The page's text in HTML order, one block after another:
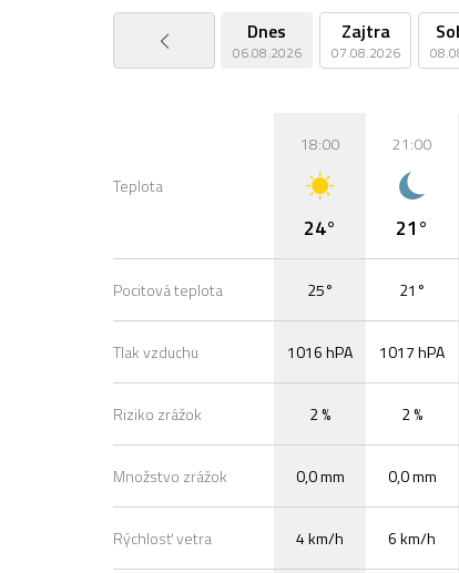
Dnes
06.08.2026
Zajtra
07.08.2026
Teplota
Pocitová teplota
Tlak vzduchu
Riziko zrážok
Množstvo zrážok
Rýchlosť vetra
18:00
24°
25°
1016 hPA
2 %
0,0 mm
4 km/h
21:00
21°
21°
1017 hPA
2 %
0,0 mm
6 km/h